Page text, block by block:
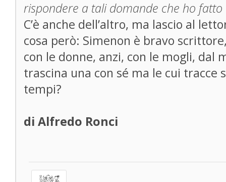
rispondere a tali domande che ho fatto
C’è anche dell’altro, ma lascio al
cosa però: Simenon è bravo
con le donne, anzi, con le mogli, dal
trascina una con sé ma le cui tracce
tempi?
di Alfredo Ronci